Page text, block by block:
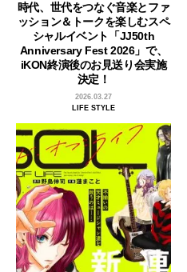
時代、世代をつなぐ音楽とファ
ッション＆トークを楽しむスペ
シャルイベント「JJ50th
Anniversary Fest 2026」で、
iKON終演後のお見送り会実施
決定！
2026.03.27
LIFE STYLE